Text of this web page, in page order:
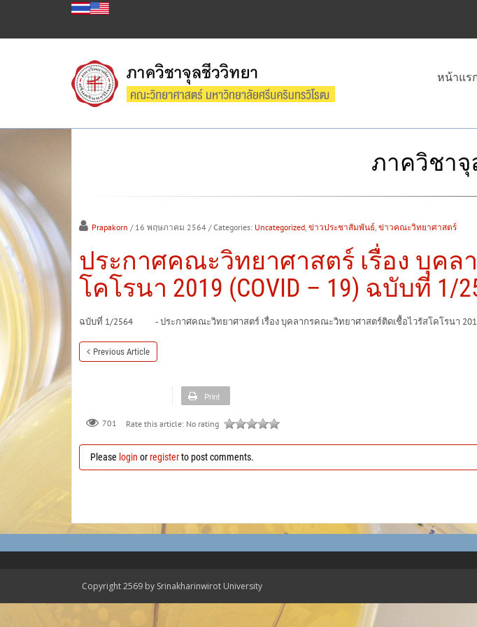
หน้าแร
ภาควิชา
Prapakorn / 16 พฤษภาคม 2564 / Categories: Uncategorized ข่าวประชาสัมพันธ์ ข่าวคณะวิทยาศาสตร์
ประกาศคณะวิทยาศาสตร์ เรื่อง บุค
โคโรนา 2019 (COVID – 19) ฉบับที่ 1/
ฉบับที่ 1/2564 - ประกาศคณะวิทยาศาสตร์ เรื่อง บุคลากรคณะวิทยาศาสตร์ติดเชื้อไวรัสโคโรนา
Previous Article
Print
701 Rate this article: No rating
Please login orregisterto post comments.
Copyright 2569 by Srinakharinwirot University